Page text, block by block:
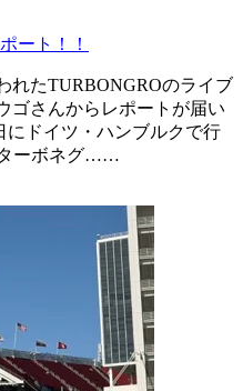
ート！！
れたTURBONGROのライブ
ゴさんからレポートが届い
にドイツ・ハンブルクで行
ターボネグ……